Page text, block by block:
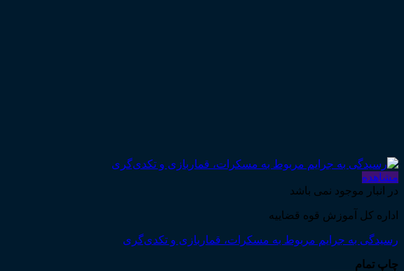
مشاهده
در انبار موجود نمی باشد
اداره کل آموزش قوه قضاییه
رسیدگی به جرایم مربوط به مسکرات، قماربازی و تکدی‌گری
چاپ تمام